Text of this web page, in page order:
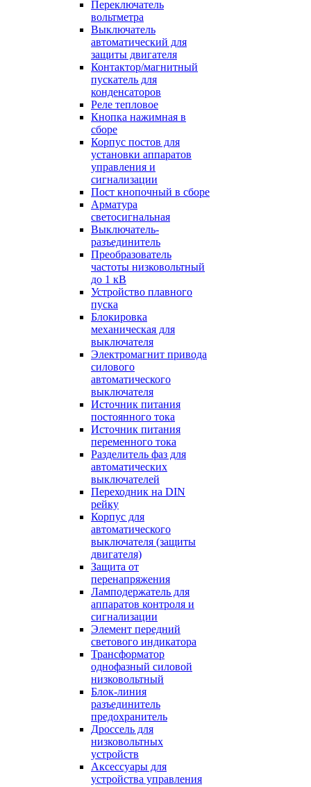
Переключатель
вольтметра
Выключатель
автоматический для
защиты двигателя
Контактор/магнитный
пускатель для
конденсаторов
Реле тепловое
Кнопка нажимная в
сборе
Корпус постов для
установки аппаратов
управления и
сигнализации
Пост кнопочный в сборе
Арматура
светосигнальная
Выключатель-
разъединитель
Преобразователь
частоты низковольтный
до 1 кВ
Устройство плавного
пуска
Блокировка
механическая для
выключателя
Электромагнит привода
силового
автоматического
выключателя
Источник питания
постоянного тока
Источник питания
переменного тока
Разделитель фаз для
автоматических
выключателей
Переходник на DIN
рейку
Корпус для
автоматического
выключателя (защиты
двигателя)
Защита от
перенапряжения
Ламподержатель для
аппаратов контроля и
сигнализации
Элемент передний
светового индикатора
Трансформатор
однофазный силовой
низковольтный
Блок-линия
разъединитель
предохранитель
Дроссель для
низковольтных
устройств
Аксессуары для
устройства управления